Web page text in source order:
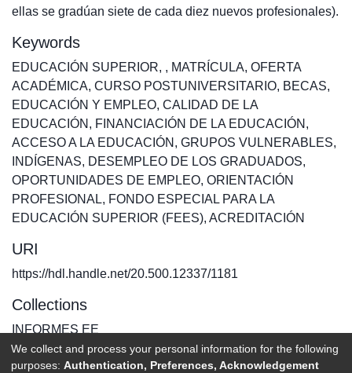
ellas se gradúan siete de cada diez nuevos profesionales).
Keywords
EDUCACIÓN SUPERIOR, , MATRÍCULA, OFERTA
ACADÉMICA, CURSO POSTUNIVERSITARIO, BECAS,
EDUCACIÓN Y EMPLEO, CALIDAD DE LA
EDUCACIÓN , FINANCIACIÓN DE LA EDUCACIÓN ,
ACCESO A LA EDUCACIÓN , GRUPOS VULNERABLES,
INDÍGENAS, DESEMPLEO DE LOS GRADUADOS,
OPORTUNIDADES DE EMPLEO, ORIENTACIÓN
PROFESIONAL, FONDO ESPECIAL PARA LA
EDUCACIÓN SUPERIOR (FEES), ACREDITACIÓN
URI
https://hdl.handle.net/20.500.12337/1181
Collections
INFORMES EE
Full item page
We collect and process your personal information for the following
purposes: Authentication, Preferences, Acknowledgement